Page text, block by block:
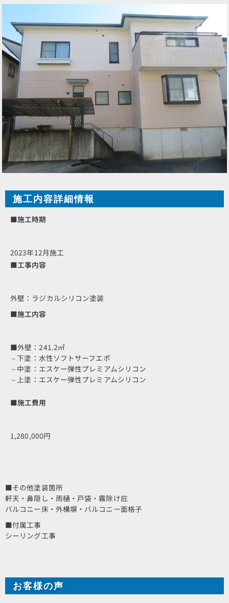
施工内容詳細情報
■施工時期
2023年12月施工
■工事内容
外壁：ラジカルシリコン塗装
■施工内容
■外壁：241.2㎡
– 下塗：水性ソフトサーフエポ
– 中塗：エスケー弾性プレミアムシリコン
– 上塗：エスケー弾性プレミアムシリコン
■施工費用
1,280,000円
■その他塗装箇所
軒天・鼻隠し・雨樋・戸袋・霧除け庇
バルコニー床・外構塀・バルコニー面格子
■付属工事
シーリング工事
お客様の声